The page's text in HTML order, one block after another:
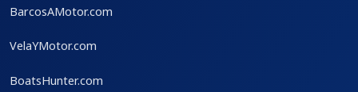
BarcosAMotor.com
VelaYMotor.com
BoatsHunter.com